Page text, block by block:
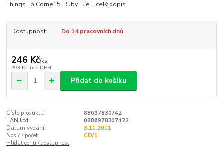
Things To Come15. Ruby Tue... celý popis
Dostupnost Do 14 pracovních dnů
246 Kč/ks
203 Kč bez DPH
Přidat do košíku
Číslo produktu:
88697830742
EAN kód:
0886978307422
Datum vydání:
3.11.2011
Nosič / počet:
CD/1
Hlídat cenu / dostupnost